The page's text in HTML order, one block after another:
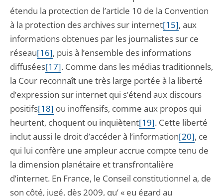
étendu la protection de l’article 10 de la Convention
à la protection des archives sur internet[15], aux
informations obtenues par les journalistes sur ce
réseau[16], puis à l’ensemble des informations
diffusées[17]. Comme dans les médias traditionnels,
la Cour reconnaît une très large portée à la liberté
d’expression sur internet qui s’étend aux discours
positifs[18] ou inoffensifs, comme aux propos qui
heurtent, choquent ou inquiètent[19]. Cette liberté
inclut aussi le droit d’accéder à l’information[20], ce
qui lui confère une ampleur accrue compte tenu de
la dimension planétaire et transfrontalière
d’internet. En France, le Conseil constitutionnel a, de
son côté, jugé, dès 2009, qu’ « eu égard au